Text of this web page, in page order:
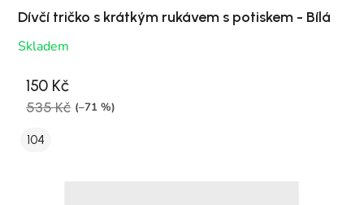
Dívčí tričko s krátkým rukávem s potiskem - Bílá
Skladem
150 Kč
535 Kč (–71 %)
104